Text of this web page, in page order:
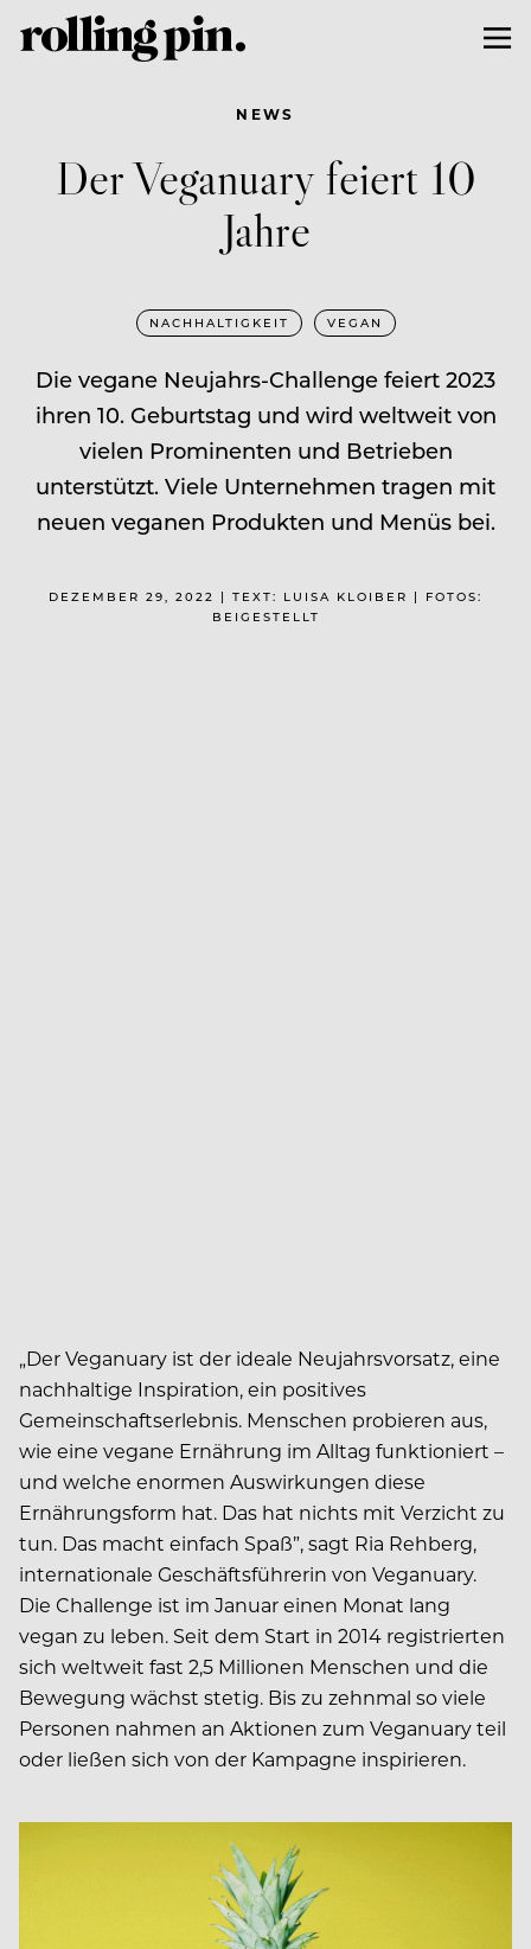
NEWS
Der Veganuary feiert 10
Jahre
NACHHALTIGKEIT VEGAN
Die vegane Neujahrs-Challenge feiert 2023
ihren 10. Geburtstag und wird weltweit von
vielen Prominenten und Betrieben
unterstützt. Viele Unternehmen tragen mit
neuen veganen Produkten und Menüs bei.
DEZEMBER 29, 2022 | TEXT: LUISA KLOIBER | FOTOS:
BEIGESTELLT
„Der Veganuary ist der ideale Neujahrsvorsatz, eine
nachhaltige Inspiration, ein positives
Gemeinschaftserlebnis. Menschen probieren aus,
wie eine vegane Ernährung im Alltag funktioniert –
und welche enormen Auswirkungen diese
Ernährungsform hat. Das hat nichts mit Verzicht zu
tun. Das macht einfach Spaß”, sagt Ria Rehberg,
internationale Geschäftsführerin von Veganuary.
Die Challenge ist im Januar einen Monat lang
vegan zu leben. Seit dem Start in 2014 registrierten
sich weltweit fast 2,5 Millionen Menschen und die
Bewegung wächst stetig. Bis zu zehnmal so viele
Personen nahmen an Aktionen zum Veganuary teil
oder ließen sich von der Kampagne inspirieren.